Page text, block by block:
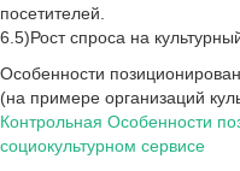
посетителей.
6.5)Рост спроса на
Особенности
(на примере организаций
Контрольная Особенности
социокультурном сервисе